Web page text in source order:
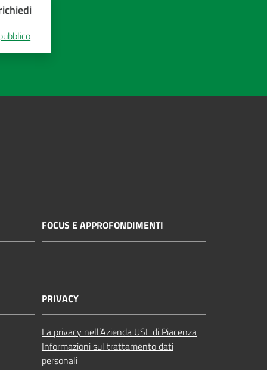
FOCUS E APPROFONDIMENTI
PRIVACY
La privacy nell’Azienda USL di Piacenza
Informazioni sul trattamento dati
personali